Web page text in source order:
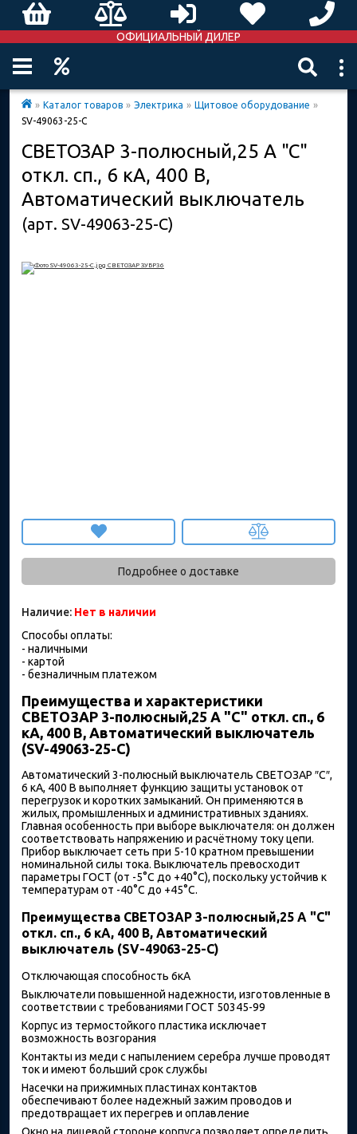
ОФИЦИАЛЬНЫЙ ДИЛЕР
» Каталог товаров » Электрика » Щитовое оборудование »
SV-49063-25-C
СВЕТОЗАР 3-полюсный,25 A "C"
откл. сп., 6 кА, 400 В,
Автоматический выключатель
(арт. SV-49063-25-C)
Подробнее о доставке
Наличие: Нет в наличии
Способы оплаты:
- наличными
- картой
- безналичным платежом
Преимущества и характеристики
СВЕТОЗАР 3-полюсный,25 A "C" откл. сп., 6
кА, 400 В, Автоматический выключатель
(SV-49063-25-C)
Автоматический 3-полюсный выключатель СВЕТОЗАР ″C″,
6 кА, 400 В выполняет функцию защиты установок от
перегрузок и коротких замыканий. Он применяются в
жилых, промышленных и административных зданиях.
Главная особенность при выборе выключателя: он должен
соответствовать напряжению и расчётному току цепи.
Прибор выключает сеть при 5-10 кратном превышении
номинальной силы тока. Выключатель превосходит
параметры ГОСТ (от -5°С до +40°С), поскольку устойчив к
температурам от -40°С до +45°С.
Преимущества СВЕТОЗАР 3-полюсный,25 A "C"
откл. сп., 6 кА, 400 В, Автоматический
выключатель (SV-49063-25-C)
Отключающая способность 6кА
Выключатели повышенной надежности, изготовленные в
соответствии с требованиями ГОСТ 50345-99
Корпус из термостойкого пластика исключает
возможность возгорания
Контакты из меди с напылением серебра лучше проводят
ток и имеют больший срок службы
Насечки на прижимных пластинах контактов
обеспечивают более надежный зажим проводов и
предотвращает их перегрев и оплавление